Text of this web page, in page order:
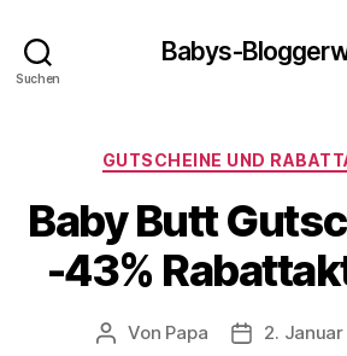
Suchen
Babys-
GUTSCHEINE UND
Baby Butt
-43%
Beitragsautor
Von Papa
2.